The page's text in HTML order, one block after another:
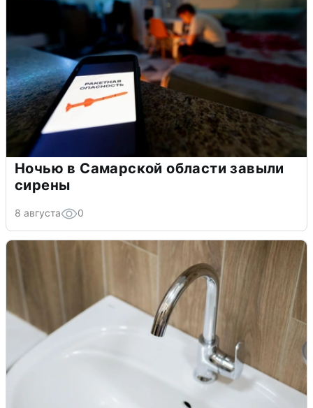
Ночью в Самарской области завыли
сирены
8 августа 0